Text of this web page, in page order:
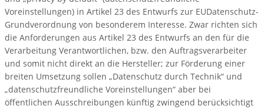
Voreinstellungen) in Artikel 23 des Entwurfs zur EU­Datenschutz-
Grundverordnung von besonderem Interesse. Zwar richten sich
die Anforderungen aus Artikel 23 des Entwurfs an den für die
Verarbeitung Verantwortlichen, bzw. den Auftragsverarbeiter
und somit nicht direkt an die Hersteller; zur Förderung einer
breiten Umsetzung sollen „Datenschutz durch Technik“ und
„datenschutzfreundliche Voreinstellungen“ aber bei
öffentlichen Ausschreibungen künftig zwingend berücksichtigt